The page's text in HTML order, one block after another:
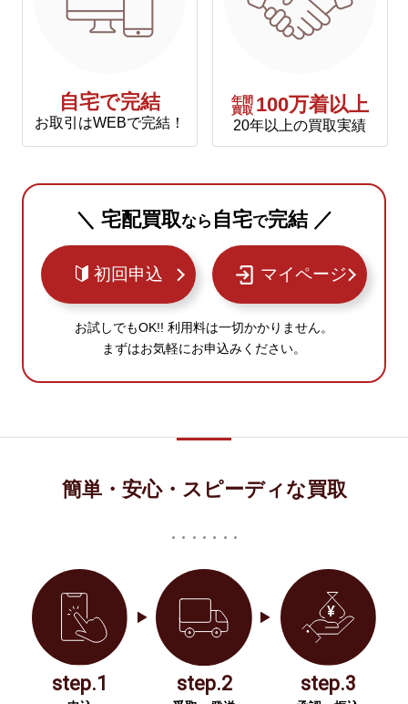
自宅で完結
お取引はWEBで完結！
年間
買取 100万着以上
20年以上の買取実績
＼ 宅配買取なら 自宅で完結 ／
初回申込 マイページ
お試しでもOK!! 利用料は一切かかりません。
まずはお気軽にお申込みください。
簡単・安心・スピーディな買取
step.1 step.2 step.3